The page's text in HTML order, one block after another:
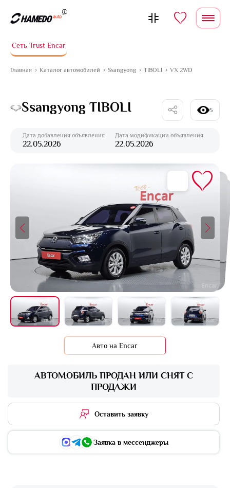
Сеть Trust Encar
Главная Каталог автомобилей Ssangyong TIBOLI VX 2WD
Ssangyong TIBOLI 5
Дата добавления объявления
22.05.2026
Дата модификации объявления
22.05.2026
АВТОМОБИЛЬ ПРОДАН ИЛИ СНЯТ С
ПРОДАЖИ
Оставить заявку
Заявка в мессенджеры
Авто на Encar